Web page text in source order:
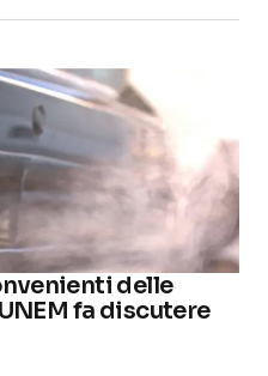
delle
fa discutere